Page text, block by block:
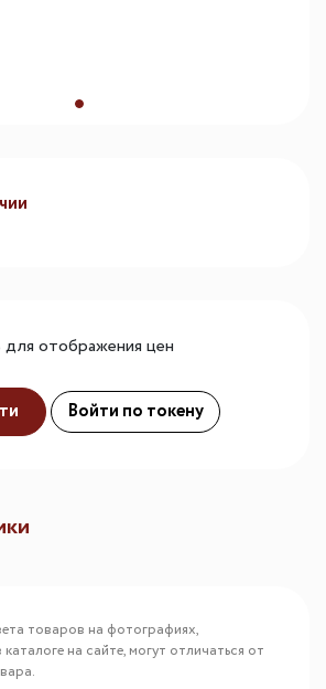
отображения цен
Войти по токену
товаров на фотографиях,
на сайте, могут отличаться от